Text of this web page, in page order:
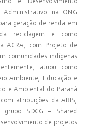
e Desenvolvimento
Administrativo na ONG
geração de renda em
da reciclagem e como
ACRA, com Projeto de
comunidades indígenas
atuou como
Ambiente, Educação e
e Ambiental do Paraná
atribuições da ABIS,
SDCG – Shared
de projetos